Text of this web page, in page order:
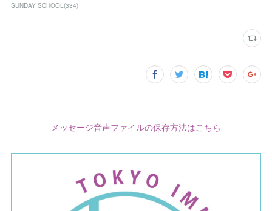
SUNDAY SCHOOL(334)
メッセージ音声ファイルの保存方法はこちら